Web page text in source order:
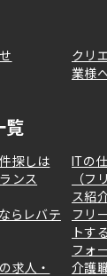
クリ
業様
覧
探しは
ンス
ITの
（フ
ス紹
らレバテ
フリ
トす
フォ
求人・
介護